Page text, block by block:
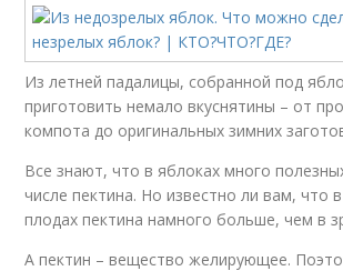
Из летней падалицы, собранной под
приготовить немало вкуснятины – от
компота до оригинальных зимних
Все знают, что в яблоках много
числе пектина. Но известно ли вам, что
плодах пектина намного больше, чем в
А пектин – вещество желирующее.